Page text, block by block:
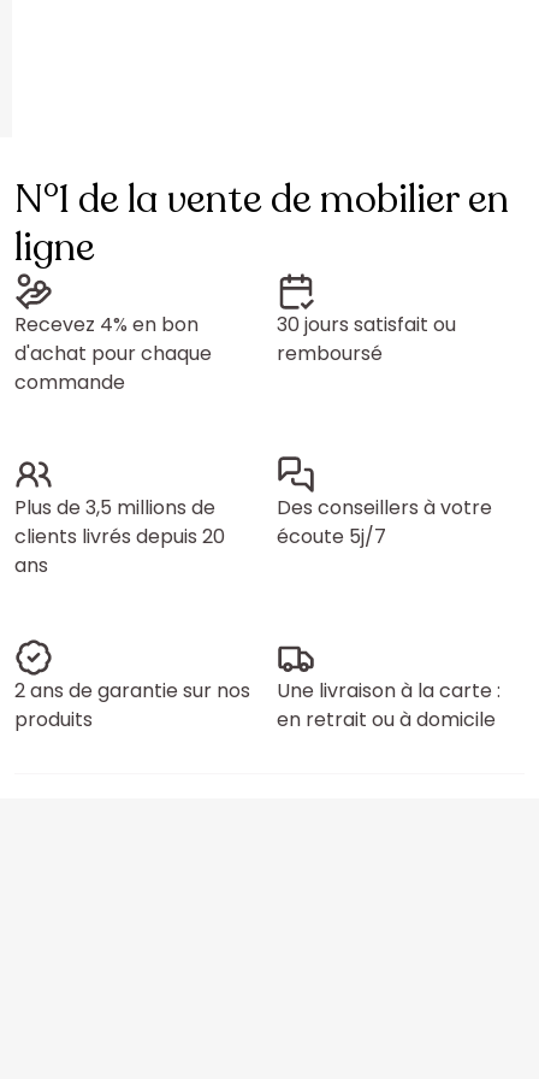
N°1 de la vente de mobilier en
ligne
Recevez 4% en bon
d'achat pour chaque
commande
30 jours satisfait ou
remboursé
Plus de 3,5 millions de
clients livrés depuis 20
ans
Des conseillers à votre
écoute 5j/7
2 ans de garantie sur nos
produits
Une livraison à la carte :
en retrait ou à domicile